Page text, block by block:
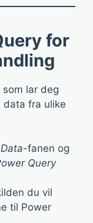
for
lar deg
data fra ulike
Data-fanen og
Query
du vil
til Power